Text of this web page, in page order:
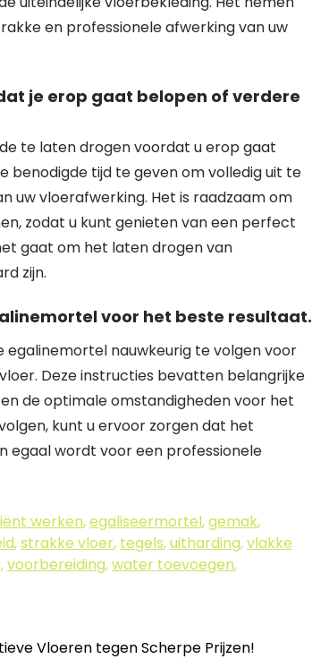
en professionele afwerking van uw
je erop gaat belopen of verdere
te laten drogen voordat u erop gaat
benodigde tijd te geven om volledig uit te
uw vloerafwerking. Het is raadzaam om
zodat u kunt genieten van een perfect
gaat om het laten drogen van
zijn.
voor het beste resultaat.
egalinemortel nauwkeurig te volgen voor
Deze instructies bevatten belangrijke
de optimale omstandigheden voor het
kunt u ervoor zorgen dat het
egaal wordt voor een professionele
werken,egaliseermortel,gemak,
,strakke vloer, tegels,uitharding,vlakke
,voorbereiding,water toevoegen,
Vloeren tegen Scherpe Prijzen!